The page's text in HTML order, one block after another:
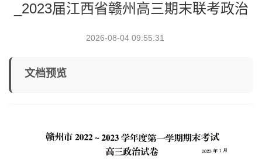
_2023届江西省赣州高三期末联考政治
2026-08-04 09:55:31
文档预览